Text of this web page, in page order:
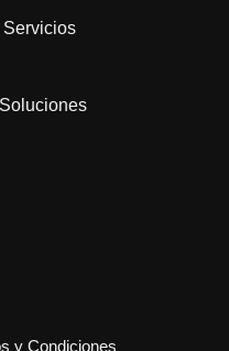
Servicios
y Condiciones